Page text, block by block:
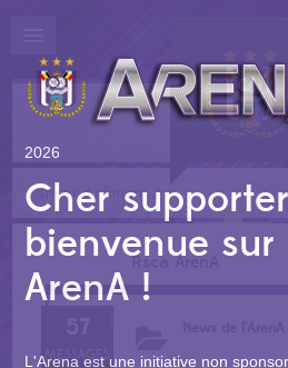
2026
Cher
bienvenue sur
ArenA !
L'Arena est une initiative non
Index du forum
Rsca ArenA
MESSAGES